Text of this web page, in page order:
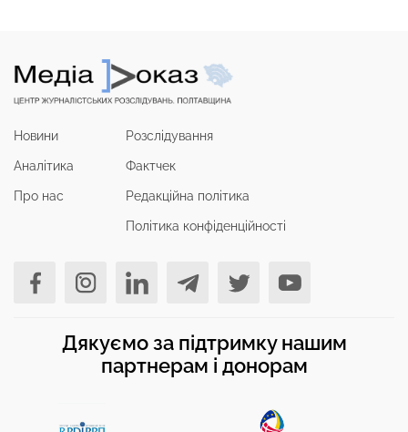
Новини
Аналітика
Про нас
Розслідування
Фактчек
Редакційна політика
Політика конфіденційності
Дякуємо за підтримку нашим
партнерам і донорам